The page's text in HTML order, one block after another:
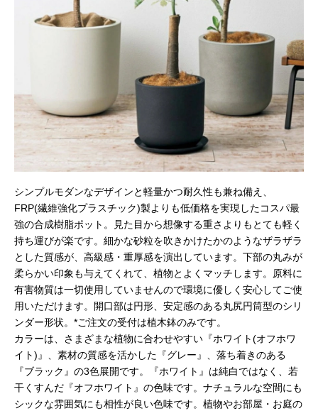
シンプルモダンなデザインと軽量かつ耐久性も兼ね備え、
FRP(繊維強化プラスチック)製よりも低価格を実現したコスパ最
強の合成樹脂ポット。見た目から想像する重さよりもとても軽く
持ち運びが楽です。細かな砂粒を吹きかけたかのようなザラザラ
とした質感が、高級感・重厚感を演出しています。下部の丸みが
柔らかい印象も与えてくれて、植物とよくマッチします。原料に
有害物質は一切使用していませんので環境に優しく安心してご使
用いただけます。開口部は円形、安定感のある丸尻円筒型のシリ
ンダー形状。*ご注文の受付は植木鉢のみです。
カラーは、さまざまな植物に合わせやすい『ホワイト(オフホワ
イト)』、素材の質感を活かした『グレー』、落ち着きのある
『ブラック』の3色展開です。『ホワイト』は純白ではなく、若
干くすんだ『オフホワイト』の色味です。ナチュラルな空間にも
シックな雰囲気にも相性が良い色味です。植物やお部屋・お庭の